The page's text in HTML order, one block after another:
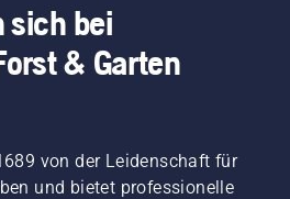
sich bei
& Garten
von der Leidenschaft für
und bietet professionelle